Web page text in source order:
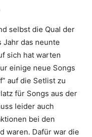
selbst die Qual der
Jahr das neunte
sich hat warten
einige neue Songs
auf die Setlist zu
für Songs aus der
leider auch
bei den
waren. Dafür war die